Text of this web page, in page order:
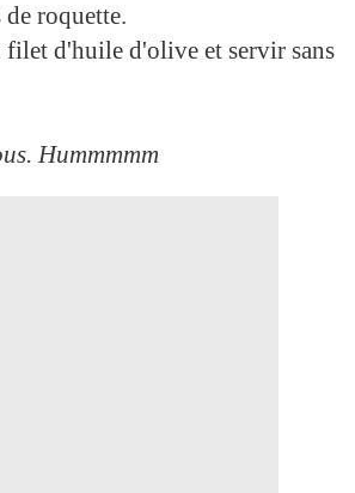
roquette.
filet d'huile d'olive et servir sans
Hummmmm